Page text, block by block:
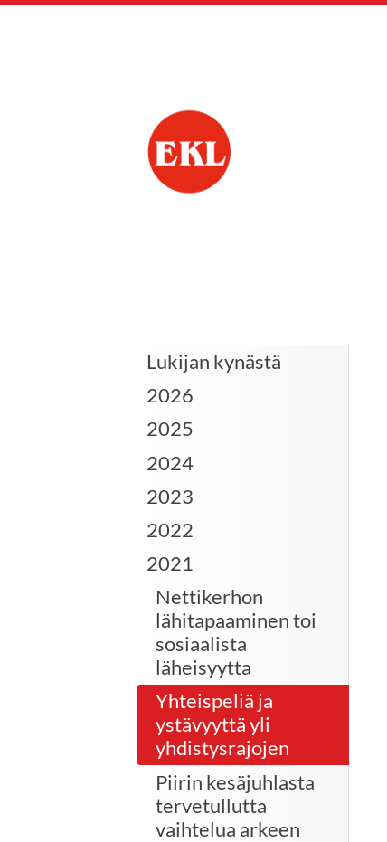
Eläkkeensaajien
Lukijan kynästä
2026
2025
2024
2023
2022
2021
Nettikerhon
lähitapaaminen toi
sosiaalista
läheisyytta
Yhteispeliä ja
ystävyyttä yli
yhdistysrajojen
Piirin kesäjuhlasta
tervetullutta
vaihtelua arkeen